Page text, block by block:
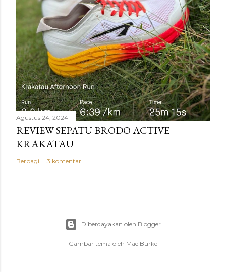
Agustus 24, 2024
REVIEW SEPATU BRODO ACTIVE
KRAKATAU
Berbagi 3 komentar
Diberdayakan oleh Blogger
Gambar tema oleh Mae Burke